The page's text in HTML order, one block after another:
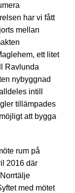
har vi fått
mellan
ett litet
Ravlunda
nybyggnad
intill
tillämpades
att bygga
rum på
2016 där
med mötet